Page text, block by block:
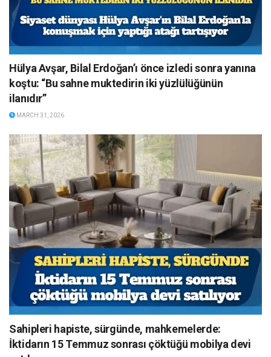
Hülya Avşar, Bilal Erdoğan’ı önce izledi sonra yanına
koştu: “Bu sahne muktedirin iki yüzlülüğünün
ilanıdır”
MARCH 31, 2026
Sahipleri hapiste, sürgünde, mahkemelerde:
İktidarın 15 Temmuz sonrası çöktüğü mobilya devi